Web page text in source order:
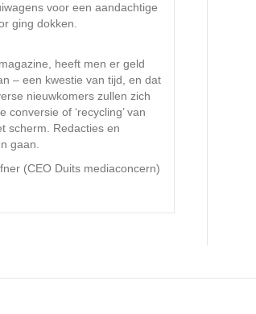
voor een aandachtige
ging dokken.
heeft men er geld
– een kwestie van tijd, en dat
nieuwkomers zullen zich
of ‘recycling’ van
scherm. Redacties en
gaan.
(CEO Duits mediaconcern)